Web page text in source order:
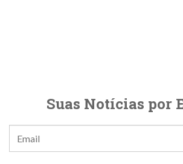
Suas Notícias por